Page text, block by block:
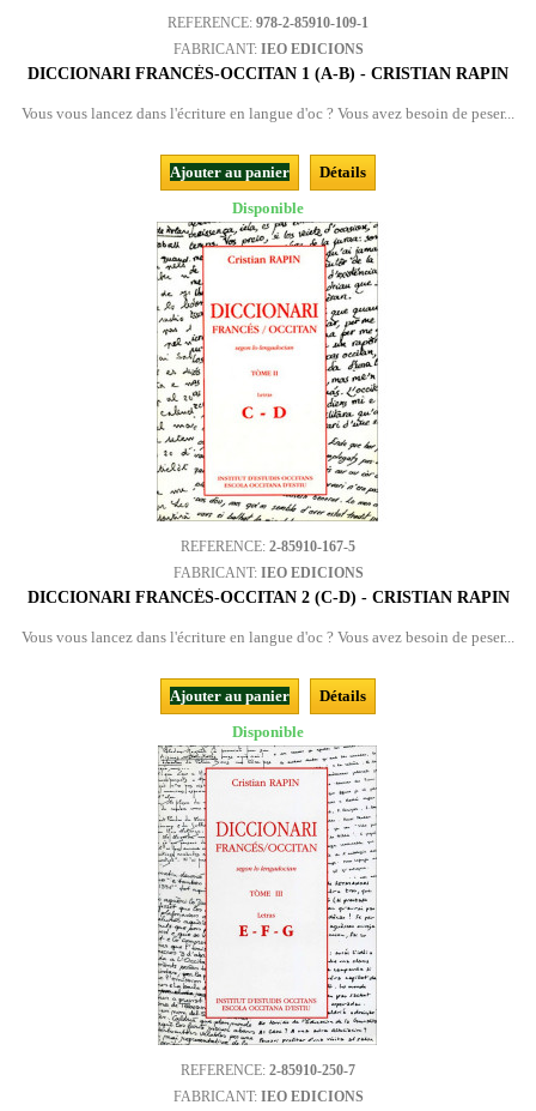
REFERENCE: 978-2-85910-109-1
FABRICANT: IEO EDICIONS
DICCIONARI FRANCÉS-OCCITAN 1 (A-B) - CRISTIAN RAPIN
Vous vous lancez dans l'écriture en langue d'oc ? Vous avez besoin de peser...
Ajouter au panier
Détails
Disponible
REFERENCE: 2-85910-167-5
FABRICANT: IEO EDICIONS
DICCIONARI FRANCÉS-OCCITAN 2 (C-D) - CRISTIAN RAPIN
Vous vous lancez dans l'écriture en langue d'oc ? Vous avez besoin de peser...
Ajouter au panier
Détails
Disponible
REFERENCE: 2-85910-250-7
FABRICANT: IEO EDICIONS